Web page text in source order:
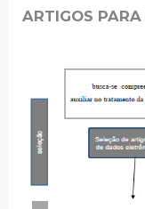
ARTIGOS PARA